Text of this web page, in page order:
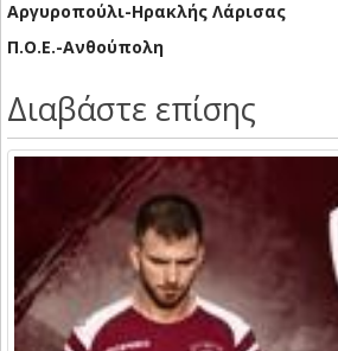
Αργυροπούλι-Ηρακλής Λάρισας
Π.Ο.Ε.-Ανθούπολη
Διαβάστε επίσης